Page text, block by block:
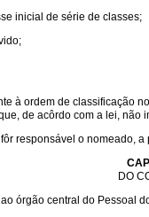
inicial de série de classes;
à ordem de
de acôrdo com a lei, não
responsável o nomeado,
DO
órgão central do Pessoal